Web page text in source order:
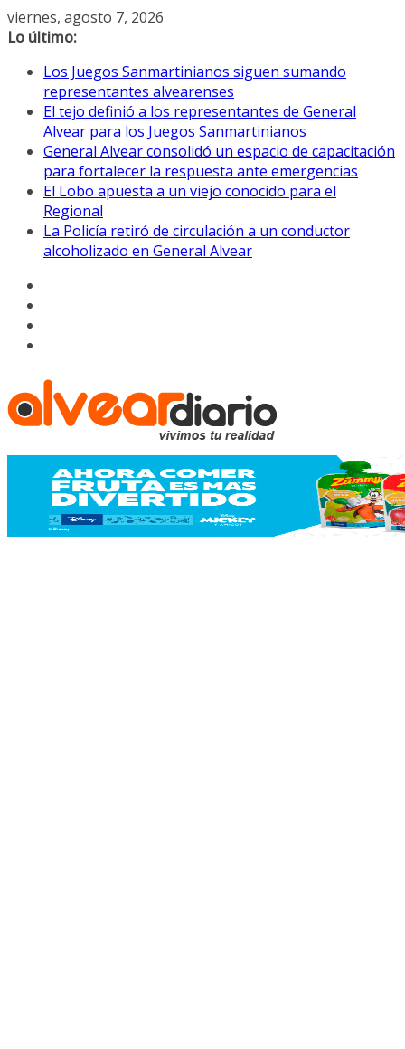
Saltar
al
viernes, agosto 7, 2026
Lo último:
Los Juegos Sanmartinianos siguen sumando
representantes alvearenses
El tejo definió a los representantes de General
Alvear para los Juegos Sanmartinianos
General Alvear consolidó un espacio de capacitación
para fortalecer la respuesta ante emergencias
El Lobo apuesta a un viejo conocido para el
Regional
La Policía retiró de circulación a un conductor
alcoholizado en General Alvear